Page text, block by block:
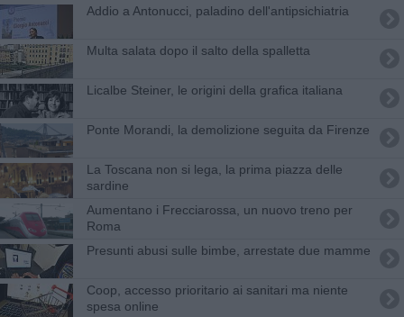
Addio a Antonucci, paladino dell'antipsichiatria
Multa salata dopo il salto della spalletta
Licalbe Steiner, le origini della grafica italiana
Ponte Morandi, la demolizione seguita da Firenze
La Toscana non si lega, la prima piazza delle
sardine
Aumentano i Frecciarossa, un nuovo treno per
Roma
Presunti abusi sulle bimbe, arrestate due mamme
Coop, accesso prioritario ai sanitari ma niente
spesa online